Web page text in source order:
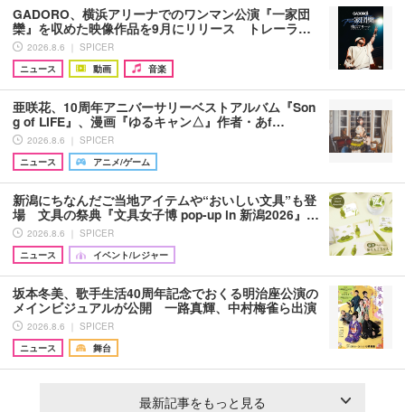
GADORO、横浜アリーナでのワンマン公演『一家団
欒』を収めた映像作品を9月にリリース トレーラ…
2026.8.6 ｜ SPICER
ニュース
動画 音楽
亜咲花、10周年アニバーサリーベストアルバム『Son
g of LIFE』、漫画『ゆるキャン△』作者・あf…
2026.8.6 ｜ SPICER
ニュース
アニメ/ゲーム
新潟にちなんだご当地アイテムや“おいしい文具”も登
場 文具の祭典『文具女子博 pop-up in 新潟2026』…
2026.8.6 ｜ SPICER
ニュース
イベント/レジャー
坂本冬美、歌手生活40周年記念でおくる明治座公演の
メインビジュアルが公開 一路真輝、中村梅雀ら出演
2026.8.6 ｜ SPICER
ニュース
舞台
最新記事をもっと見る